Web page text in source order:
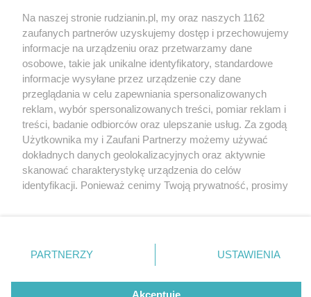
1 / 0
Wydawca mediów
Nie zapomnij
zapoznać się z:
polityką prywatności regulamin korzystania z portali
Twojemiasto
Piekary Śląskie
Chorzów
Tarnowskie Góry
Gliwice
Skontakuj sięz nami
Kontakt
Wydawca
Redakcja
Na naszej stronie rudzianin.pl, my oraz naszych 1162
zaufanych partnerów uzyskujemy dostęp i przechowujemy
informacje na urządzeniu oraz przetwarzamy dane
osobowe, takie jak unikalne identyfikatory, standardowe
informacje wysyłane przez urządzenie czy dane
przeglądania w celu zapewniania spersonalizowanych
reklam, wybór spersonalizowanych treści, pomiar reklam i
treści, badanie odbiorców oraz ulepszanie usług. Za zgodą
Użytkownika my i Zaufani Partnerzy możemy używać
dokładnych danych geolokalizacyjnych oraz aktywnie
skanować charakterystykę urządzenia do celów
identyfikacji. Ponieważ cenimy Twoją prywatność, prosimy
prywatności znajdujący się w lewym dolnym rogu strony
. Niektóre rodzaje przetwarzania danych nie wymagają
zgody użytkownika, ale masz prawo sprzeciwić się
takiemu przetwarzaniu. Preferencje będą miały
PARTNERZY USTAWIENIA
Akceptuję